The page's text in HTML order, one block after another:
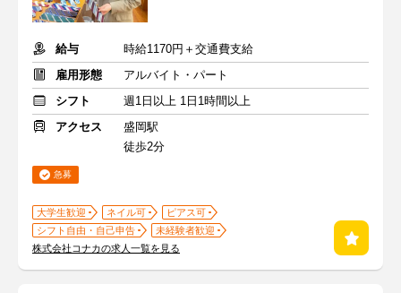
給与
時給1170円＋交通費支給
雇用形態
アルバイト・パート
シフト
週1日以上 1日1時間以上
アクセス
盛岡駅
徒歩2分
急募
大学生歓迎 ネイル可
ピアス可
シフト自由・自己申告
未経験者歓迎
株式会社コナカの求人一覧を見る